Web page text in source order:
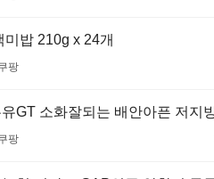
미밥 210g x 24개
팡
GT 소화잘되는 배안아픈 저지
팡